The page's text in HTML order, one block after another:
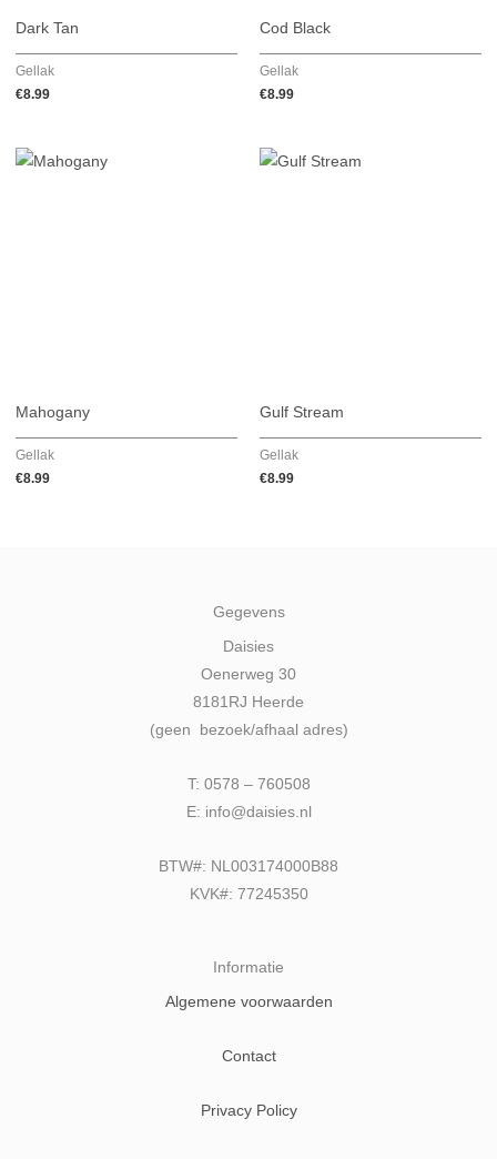
Dark Tan
Gellak
€8.99
Cod Black
Gellak
€8.99
Mahogany
Gellak
€8.99
Gulf Stream
Gellak
€8.99
Gegevens
Daisies
Oenerweg 30
8181RJ Heerde
(geen bezoek/afhaal adres)
T: 0578 – 760508
E: info@daisies.nl
BTW#: NL003174000B88
KVK#: 77245350
Informatie
Algemene voorwaarden
Contact
Privacy Policy